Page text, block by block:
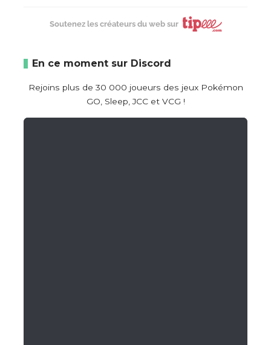
Soutenez les créateurs du web sur
En ce moment sur Discord
Rejoins plus de 30 000 joueurs des jeux Pokémon
GO, Sleep, JCC et VCG !